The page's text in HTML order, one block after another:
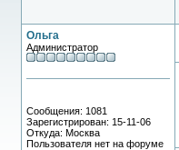
Ольга
Администратор
Сообщения: 1081
Зарегистрирован: 15-11-06
Откуда: Москва
Пользователя нет на форуме